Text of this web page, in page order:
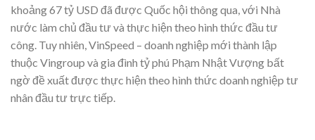
khoảng 67 tỷ USD đã được Quốc hội thông qua, với Nhà
nước làm chủ đầu tư và thực hiện theo hình thức đầu tư
công. Tuy nhiên, VinSpeed – doanh nghiệp mới thành lập
thuộc Vingroup và gia đình tỷ phú Phạm Nhật Vượng bất
ngờ đề xuất được thực hiện theo hình thức doanh nghiệp tư
nhân đầu tư trực tiếp.